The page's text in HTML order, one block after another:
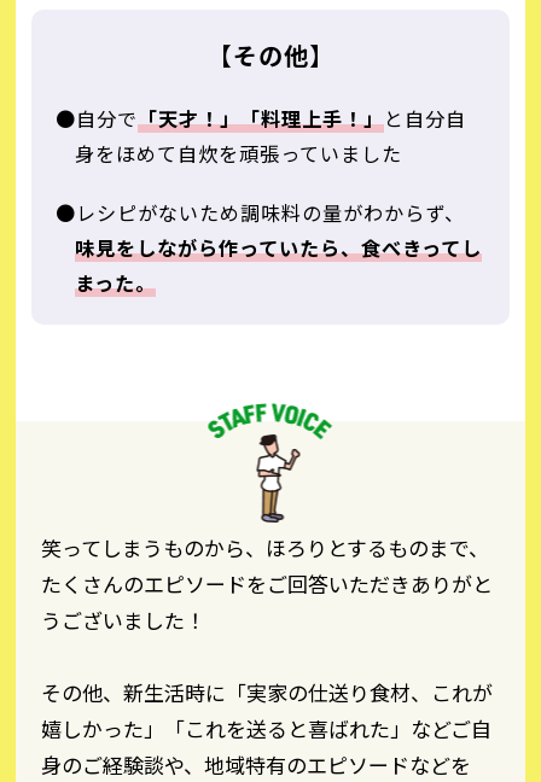
【その他】
●自分で「天才！」「料理上手！」と自分自
身をほめて自炊を頑張っていました
●レシピがないため調味料の量がわからず、
味見をしながら作っていたら、食べきってし
まった。
笑ってしまうものから、ほろりとするものまで、
たくさんのエピソードをご回答いただきありがと
うございました！
その他、新生活時に「実家の仕送り食材、これが
嬉しかった」「これを送ると喜ばれた」などご自
身のご経験談や、地域特有のエピソードなどを